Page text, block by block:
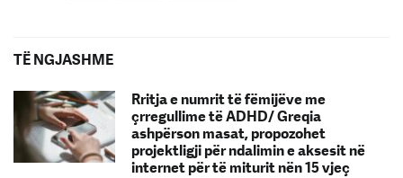
TË NGJASHME
Rritja e numrit të fëmijëve me
çrregullime të ADHD/ Greqia
ashpërson masat, propozohet
projektligji për ndalimin e aksesit në
internet për të miturit nën 15 vjeç